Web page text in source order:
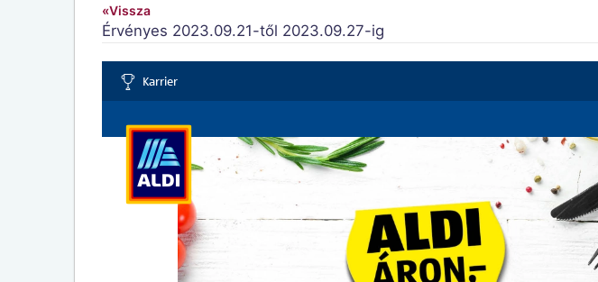
«Vissza
Érvényes 2023.09.21-től 2023.09.27-ig